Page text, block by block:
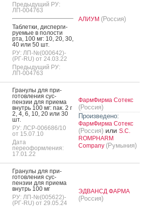
Предыдущий РУ:
ЛП-004763
Таб­летки, дис­перги­
ру­емые в по­лос­ти
рта, 100 мг: 10, 20, 30,
40 или 50 шт.
РУ: ЛП-№(000642)-
(РГ-RU) от 24.03.22
Предыдущий РУ:
ЛП-004763
АЛИУМ (Россия)
Гра­нулы для при­
готов­ле­ния сус­
пензии для при­ема
внутрь 100 мг: пак. 2 г
2, 4, 6, 10, 20 или 30
шт.
РУ: ЛСР-006686/10
от 15.07.10
Дата
переоформления:
17.01.22
ФармФирма Сотекс
(Россия)
Произведено:
ФармФирма Сотекс
(Россия) или S.C.
ROMPHARM
Company (Румыния)
Гра­нулы для при­
готов­ле­ния сус­
пензии для при­ема
внутрь 100 мг
РУ: ЛП-№(005622)-
(РГ-RU) от 29.05.24
ЭДВАНСД ФАРМА
(Россия)